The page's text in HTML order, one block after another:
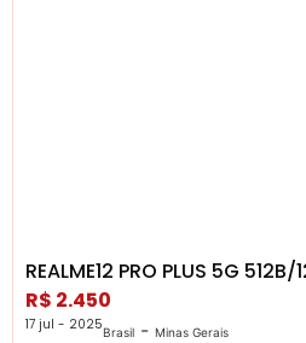
REALME12 PRO PLUS 5G
R$ 2.450
17 jul - 2025Brasil - Minas Gerais